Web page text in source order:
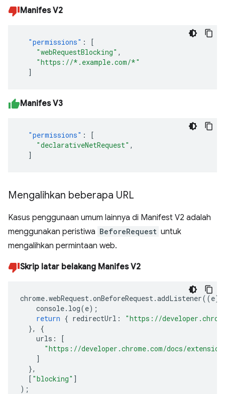
Manifes V2
"permissions" :
[
"webRequestBlocking" ,
"https://*.example.com/*"
]
Manifes V3
"permissions" :
[
"declarativeNetRequest" ,
]
Mengalihkan beberapa URL
Kasus penggunaan umum lainnya di Manifest V2 adalah
menggunakan peristiwa BeforeRequest untuk
mengalihkan permintaan web.
Skrip latar belakang Manifes V2
chrome.webRequest .onBeforeRequest .addListener((e)
console. log(e);
return { redirectUrl :
"https://
},
{
urls :
[
"https://developer.chrome.com/docs/
]
},
[ "blocking" ]
);